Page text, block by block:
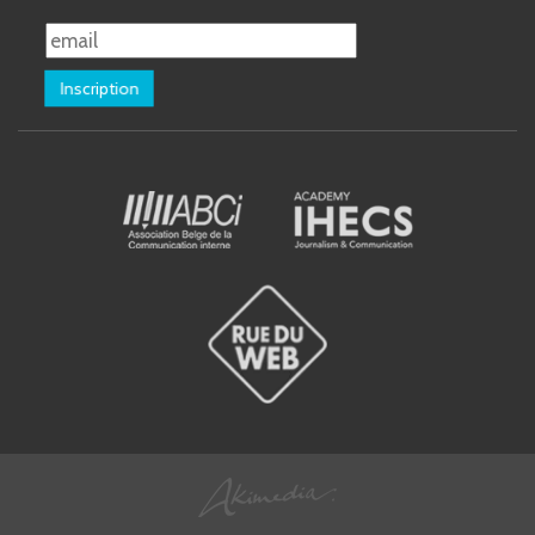
Inscription